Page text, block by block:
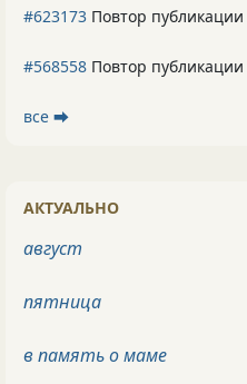
#623173 Повтор публикации
#568558 Повтор публикации
все ⮕
АКТУАЛЬНО
август
пятница
в память о маме